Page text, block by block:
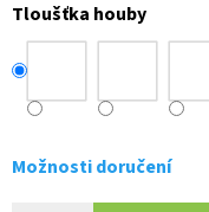
Tloušťka houby
Možnosti doručení